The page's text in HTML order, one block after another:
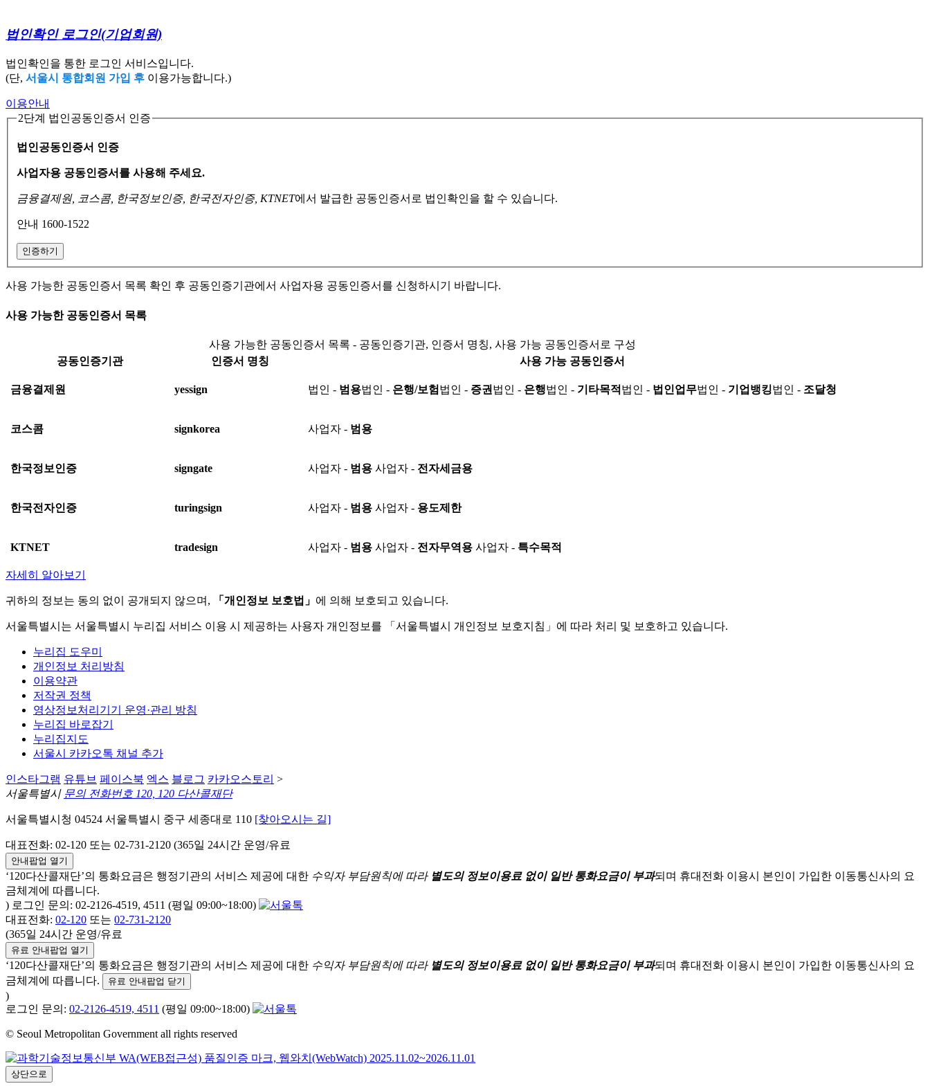
법인확인 로그인(기업회원)
법인확인을 통한 로그인 서비스입니다.
(단, 서울시 통합회원 가입 후 이용가능합니다.)
이용안내
2단계 법인공동인증서 인증
법인공동인증서 인증
사업자용 공동인증서를 사용해 주세요.
금융결제원, 코스콤, 한국정보인증, 한국전자인증, KTNET에서 발급한 공동인증서로 법인확인을 할 수 있습니다.
안내 1600-1522
인증하기
사용 가능한 공동인증서 목록 확인 후 공동인증기관에서 사업자용 공동인증서를 신청하시기 바랍니다.
사용 가능한 공동인증서 목록
사용 가능한 공동인증서 목록 - 공동인증기관, 인증서 명칭, 사용 가능 공동인증서로 구성
공동인증기관
인증서 명칭 사용 가능 공동인증서
금융결제원 yessign 법인 - 범용법인 - 은행/보험 법인 - 증권 법인 - 은행법인 - 기타목적 법인 - 법인업무법인 - 기업뱅킹법인 - 조달청
코스콤 signkorea 사업자 - 범용
한국정보인증 signgate 사업자 - 범용 사업자 - 전자세금용
한국전자인증 turingsign 사업자 - 범용 사업자 - 용도제한
KTNET tradesign 사업자 - 범용 사업자 - 전자무역용 사업자 - 특수목적
자세히 알아보기
귀하의 정보는 동의 없이 공개되지 않으며, 「개인정보 보호법」 에 의해 보호되고 있습니다.
서울특별시는 서울특별시 누리집 서비스 이용 시 제공하는 사용자 개인정보를 「서울특별시 개인정보 보호지침」에 따라 처리 및 보호하고 있습니다.
누리집 도우미
개인정보 처리방침
이용약관
저작권 정책
영상정보처리기기 운영·관리 방침
누리집 바로잡기
누리집지도
서울시 카카오톡 채널 추가
인스타그램 유튜브 페이스북 엑스 블로그 카카오스토리 >
서울특별시 문의 전화번호 120, 120 다산콜재단
서울특별시청 04524 서울특별시 중구 세종대로 110 [찾아오시는 길]
대표전화: 02-120 또는 02-731-2120 (365일 24시간 운영/유료
안내팝업 열기
‘120다산콜재단’의 통화요금은 행정기관의 서비스 제공에 대한 수익자 부담원칙에 따라 별도의 정보이용료 없이 일반 통화요금이 부과되며 휴대전화 이용시 본인이 가입한 이동통신사의 요
금체계에 따릅니다.
) 로그인 문의: 02-2126-4519, 4511 (평일 09:00~18:00)
대표전화: 02-120 또는 02-731-2120
(365일 24시간 운영/유료
유료 안내팝업 열기
‘120다산콜재단’의 통화요금은 행정기관의 서비스 제공에 대한 수익자 부담원칙에 따라 별도의 정보이용료 없이 일반 통화요금이 부과되며 휴대전화 이용시 본인이 가입한 이동통신사의 요
금체계에 따릅니다.
유료 안내팝업 닫기
)
로그인 문의: 02-2126-4519, 4511 (평일 09:00~18:00)
© Seoul Metropolitan Government all rights reserved
상단으로